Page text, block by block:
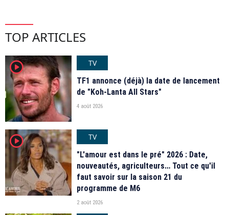
TOP ARTICLES
player2
TV
TF1 annonce (déjà) la date de lancement
de "Koh-Lanta All Stars"
4 août 2026
player2
TV
"L'amour est dans le pré" 2026 : Date,
nouveautés, agriculteurs… Tout ce qu'il
faut savoir sur la saison 21 du
programme de M6
2 août 2026